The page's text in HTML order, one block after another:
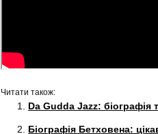
Читати також:
Da Gudda Jazz: біографія
Біографія Бетховена: